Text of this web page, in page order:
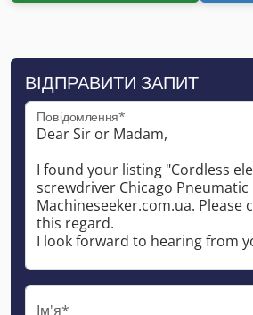
ВІДПРАВИТИ ЗАПИТ
Повідомлення*
Ім'я*